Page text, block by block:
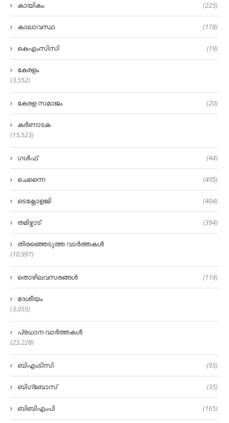
കായികം (225)
കാലാവസ്ഥ (178)
കെഎംസിസി (19)
കേരളം
(3,552)
കേരള സമാജം (20)
കർണാടക
(15,523)
ഗൾഫ് (44)
ചെന്നൈ (495)
ടെക്നോളജി (404)
തമിഴ്നാട് (394)
തിരഞ്ഞെടുത്ത വാർത്തകൾ
(10,997)
തൊഴിലവസരങ്ങൾ (119)
ദേശീയം
(3,055)
പ്രധാന വാർത്തകൾ
(23,228)
ബിഎംടിസി (95)
ബിഗ്‌ബോസ് (35)
ബിബിഎംപി (165)